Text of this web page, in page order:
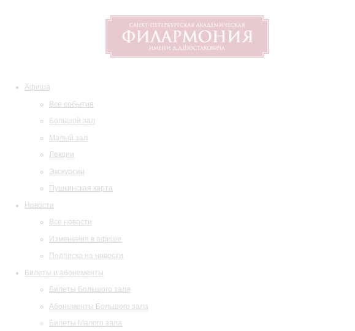
Афиша
Все события
Большой зал
Малый зал
Лекции
Экскурсии
Пушкинская карта
Новости
Все новости
Изменения в афише
Подписка на новости
Билеты и абонементы
Билеты Большого зала
Абонементы Большого зала
Билеты Малого зала